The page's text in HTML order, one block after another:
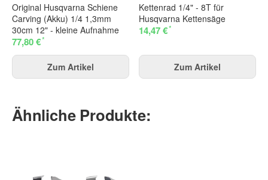
Original Husqvarna Schiene
Carving (Akku) 1/4 1,3mm
30cm 12" - kleine Aufnahme
77,80 €*
Zum Artikel
Kettenrad 1/4" - 8T für
Husqvarna Kettensäge
14,47 €*
Zum Artikel
Ähnliche Produkte: